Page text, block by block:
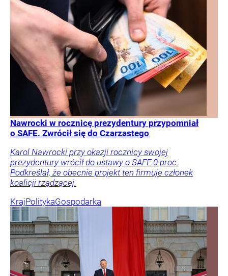
Nawrocki w rocznicę prezydentury przypomniał
o SAFE. Zwrócił się do Czarzastego
Karol Nawrocki przy okazji rocznicy swojej
prezydentury wrócił do ustawy o SAFE 0 proc.
Podkreślał, że obecnie projekt ten firmuje członek
koalicji rządzącej.
KrajPolitykaGospodarka